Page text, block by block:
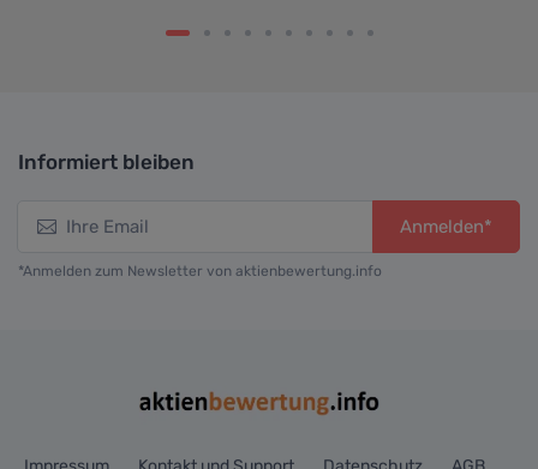
Informiert bleiben
Anmelden*
*Anmelden zum Newsletter von aktienbewertung.info